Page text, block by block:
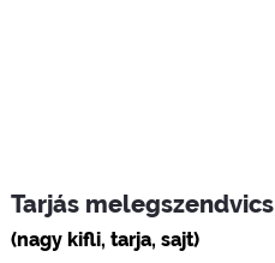
Tarjás melegszendvics
(nagy kifli, tarja, sajt)